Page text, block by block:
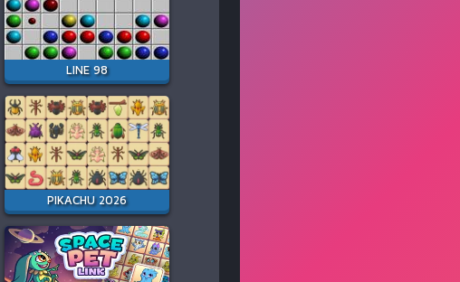
LINE 98
PIKACHU 2026